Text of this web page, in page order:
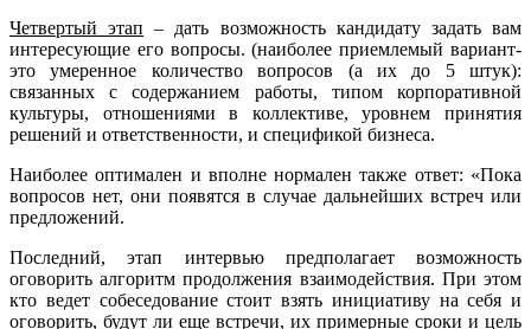
Четвертый этап – дать возможность кандидату задать вам
интересующие его вопросы. (наиболее приемлемый вариант-
это умеренное количество вопросов (а их до 5 штук):
связанных с содержанием работы, типом корпоративной
культуры, отношениями в коллективе, уровнем принятия
решений и ответственности, и спецификой бизнеса.
Наиболее оптимален и вполне нормален также ответ: «Пока
вопросов нет, они появятся в случае дальнейших встреч или
предложений.
Последний, этап интервью предполагает возможность
оговорить алгоритм продолжения взаимодействия. При этом
кто ведет собеседование стоит взять инициативу на себя и
оговорить, будут ли еще встречи, их примерные сроки и цель